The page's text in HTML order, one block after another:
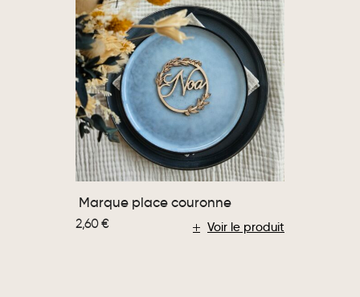
Voir le produit
Marque place couronne
2,60€